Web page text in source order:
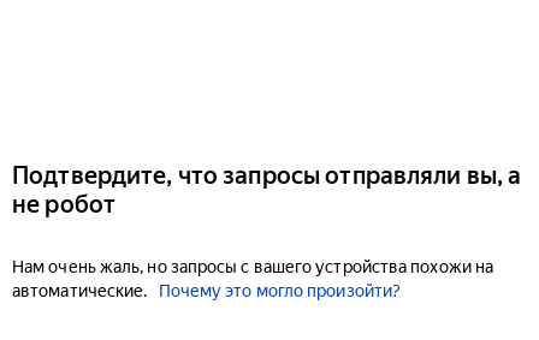
Подтвердите, что запросы отправляли вы, а
не робот
Нам очень жаль, но запросы с вашего устройства похожи на
автоматические.
Почему это могло произойти?